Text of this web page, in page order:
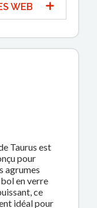
WEB
Taurus est
pour
agrumes
en verre
ce
idéal pour